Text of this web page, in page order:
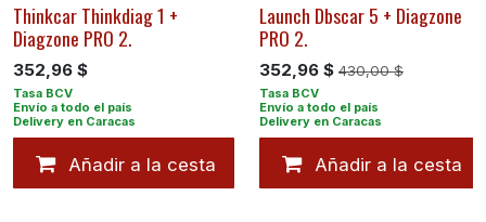
Thinkcar Thinkdiag 1 +
Diagzone PRO 2.
352,96 $
Añadir a la cesta
Launch Dbscar 5 + Diagzone
PRO 2.
352,96$ 430,00$
Añadir a la cesta